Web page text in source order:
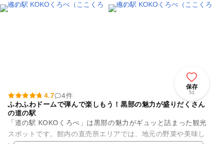
保存
51
4.7
4件
ふわふわドームで弾んで楽しもう！黒部の魅力が盛りだくさん
の道の駅
「道の駅 KOKOくろべ」は黒部の魅力がギュッと詰まった観光
スポットです。館内の直売所エリアでは、地元の野菜や美味し